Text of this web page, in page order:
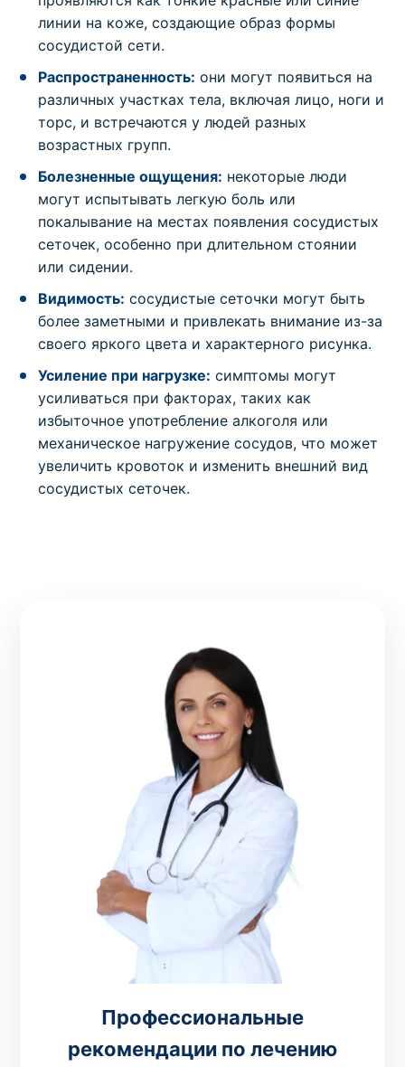
линии на коже, создающие образ формы
сосудистой сети.
Распространенность: они могут появиться на
различных участках тела, включая лицо, ноги и
торс, и встречаются у людей разных
возрастных групп.
Болезненные ощущения: некоторые люди
могут испытывать легкую боль или
покалывание на местах появления сосудистых
сеточек, особенно при длительном стоянии
или сидении.
Видимость: сосудистые сеточки могут быть
более заметными и привлекать внимание из-за
своего яркого цвета и характерного рисунка.
Усиление при нагрузке: симптомы могут
усиливаться при факторах, таких как
избыточное употребление алкоголя или
механическое нагружение сосудов, что может
увеличить кровоток и изменить внешний вид
сосудистых сеточек.
Профессиональные
рекомендации по лечению